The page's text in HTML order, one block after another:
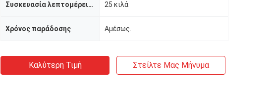
Συσκευασία λεπτομέρειες 25 κιλά
Χρόνος παράδοσης Αμέσως.
Καλύτερη Τιμή Στείλτε Μας Μήνυμα